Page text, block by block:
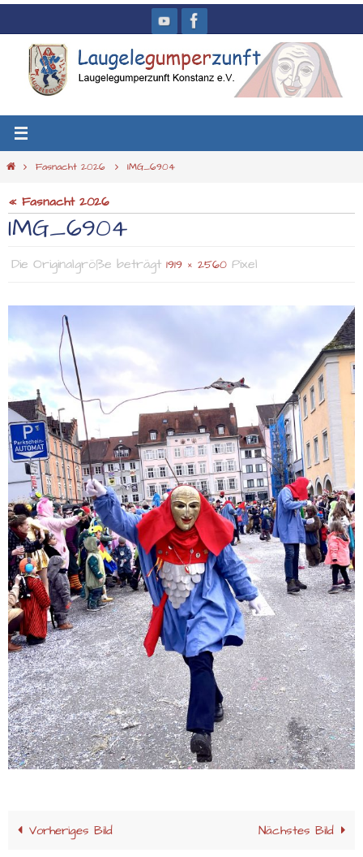
Inhalt
springen
StartFasnacht 2026 IMG_6904
« Fasnacht 2026
IMG_6904
Die Originalgröße beträgt 1919 × 2560 Pixel
Vorheriges Bild Nächstes Bild